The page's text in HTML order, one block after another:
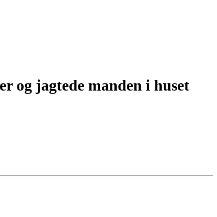
og jagtede manden i huset